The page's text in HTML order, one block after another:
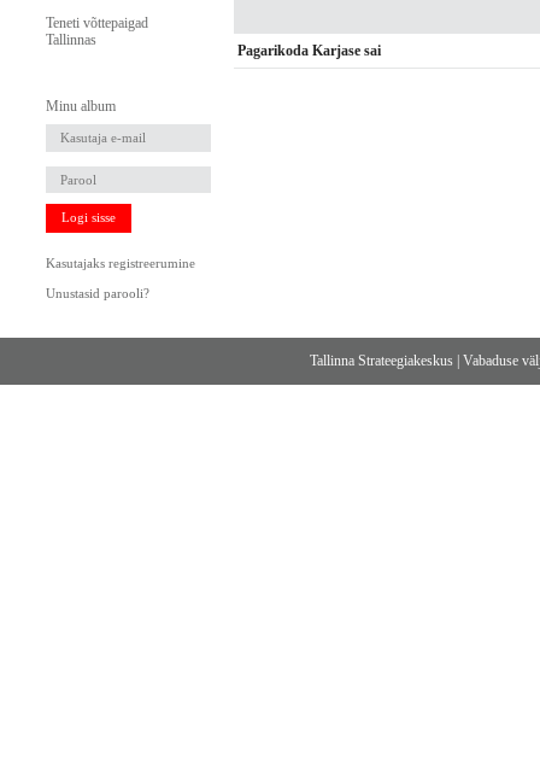
Teneti võttepaigad
Tallinnas
Minu album
Logi sisse
Kasutajaks registreerumine
Unustasid parooli?
Pagarikoda Karjase sai
Tallinna Strateegiakeskus |Vabaduse